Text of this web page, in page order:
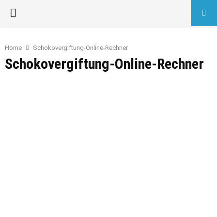
PRIMARY
Home Schokovergiftung-Online-Rechner
Schokovergiftung-Online-Rechner